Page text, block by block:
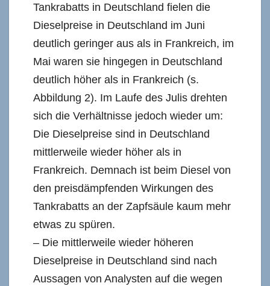
Tankrabatts in Deutschland fielen die
Dieselpreise in Deutschland im Juni
deutlich geringer aus als in Frankreich, im
Mai waren sie hingegen in Deutschland
deutlich höher als in Frankreich (s.
Abbildung 2). Im Laufe des Julis drehten
sich die Verhältnisse jedoch wieder um:
Die Dieselpreise sind in Deutschland
mittlerweile wieder höher als in
Frankreich. Demnach ist beim Diesel von
den preisdämpfenden Wirkungen des
Tankrabatts an der Zapfsäule kaum mehr
etwas zu spüren.
– Die mittlerweile wieder höheren
Dieselpreise in Deutschland sind nach
Aussagen von Analysten auf die wegen